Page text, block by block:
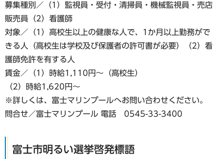
募集種別／（1）監視員・受付・清掃員・機械監視員・売店
販売員（2）看護師
対象／（1）高校生以上の健康な人で、1か月以上勤務がで
きる人（高校生は学校及び保護者の許可書が必要）（2）看
護師免許を有する人
賃金／（1）時給1,110円～（高校生）
（2）時給1,620円～
※詳しくは、富士マリンプールへお問い合わせください。
問合せ／富士マリンプール 電話 0545-33-3400
富士市明るい選挙啓発標語